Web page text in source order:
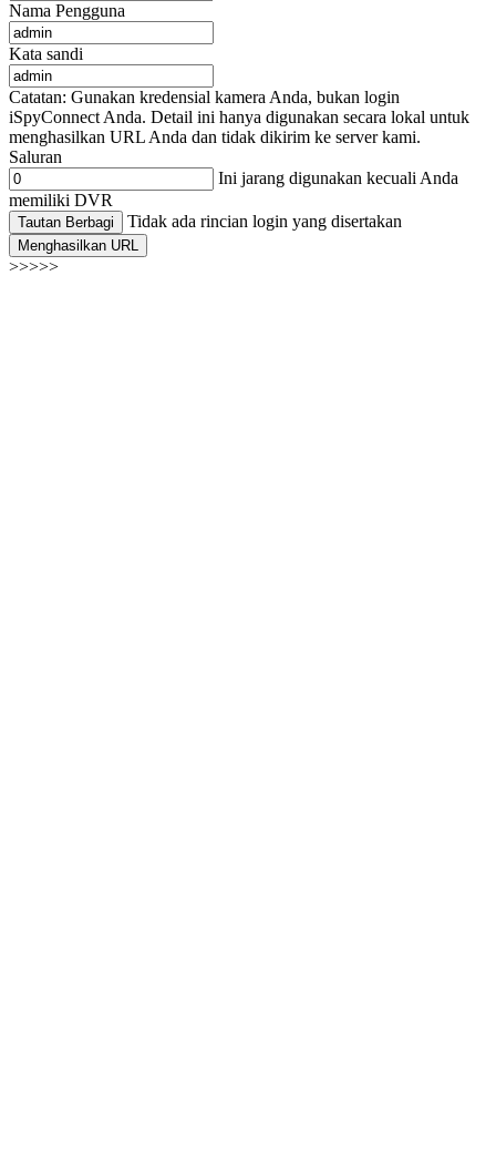
Nama Pengguna
Kata sandi
Catatan: Gunakan kredensial kamera Anda, bukan login
iSpyConnect Anda. Detail ini hanya digunakan secara lokal untuk
menghasilkan URL Anda dan tidak dikirim ke server kami.
Saluran
Ini jarang digunakan kecuali Anda
memiliki DVR
Tautan Berbagi Tidak ada rincian login yang disertakan
Menghasilkan URL
>>>>>